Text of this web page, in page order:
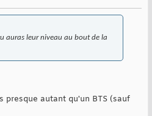
auras leur niveau au bout de la
presque autant qu'un BTS (sauf